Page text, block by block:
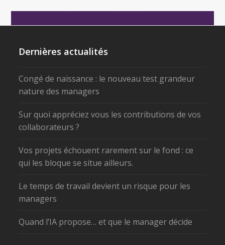
Dernières actualités
Congé de naissance : le nouveau test grandeur
nature des managers
Sur quoi appréciez vous les contributions de vos
collaborateurs ?
Vos projets échouent rarement sur le fond : ce
qui les bloque se situe ailleurs.
Le temps de travail devient un risque pour les
managers
Quand l’IA propose… et que le manager décide